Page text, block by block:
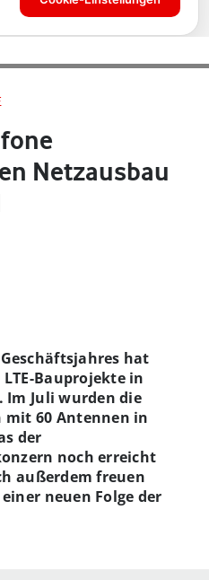
Netzausbau
hat
Bauprojekte in
Juli wurden die
mit 60 Antennen in
der
noch erreicht
außerdem freuen
neuen Folge der